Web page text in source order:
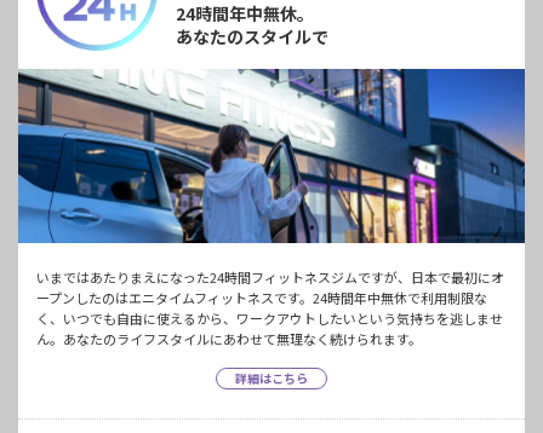
24時間年中無休。
あなたのスタイルで
いまではあたりまえになった24時間フィットネスジムですが、日本で最初にオ
ープンしたのはエニタイムフィットネスです。24時間年中無休で利用制限な
く、いつでも自由に使えるから、ワークアウトしたいという気持ちを逃しませ
ん。あなたのライフスタイルにあわせて無理なく続けられます。
詳細はこちら